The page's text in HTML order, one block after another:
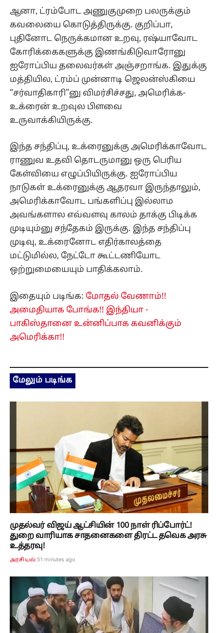
ஆனா, ட்ரம்போட அணுகுமுறை பலருக்கும்
கவலையை கொடுத்திருக்கு. குறிப்பா,
புதினோட நெருக்கமான உறவு, ரஷ்யாவோட
கோரிக்கைகளுக்கு இணங்கிடுவாரோனு
ஐரோப்பிய தலைவர்கள் அஞ்சறாங்க. இதுக்கு
மத்தியில, ட்ரம்ப் முன்னாடி ஜெலன்ஸ்கியை
“சர்வாதிகாரி”னு விமர்சிச்சது, அமெரிக்க-
உக்ரைன் உறவுல பிளவை
உருவாக்கியிருக்கு.
இந்த சந்திப்பு, உக்ரைனுக்கு அமெரிக்காவோட
ராணுவ உதவி தொடருமானு ஒரு பெரிய
கேள்வியை எழுப்பியிருக்கு. ஐரோப்பிய
நாடுகள் உக்ரைனுக்கு ஆதரவா இருந்தாலும்,
அமெரிக்காவோட பங்களிப்பு இல்லாம
அவங்களால எவ்வளவு காலம் தாக்கு பிடிக்க
முடியும்னு சந்தேகம் இருக்கு. இந்த சந்திப்பு
முடிவு, உக்ரைனோட எதிர்காலத்தை
மட்டுமில்ல, நேட்டோ கூட்டணியோட
ஒற்றுமையையும் பாதிக்கலாம்.
இதையும் படிங்க: மோதல் வேணாம்!!
அமைதியாக போங்க!! இந்தியா -
பாகிஸ்தானை உன்னிப்பாக கவனிக்கும்
அமெரிக்கா!!
மேலும் படிங்க
முதல்வர் விஜய் ஆட்சியின் 100 நாள் ரிப்போர்ட்!
துறை வாரியாக சாதனைகளை திரட்ட தவெக அரசு
உத்தரவு!
அரசியல் 51 minutes ago